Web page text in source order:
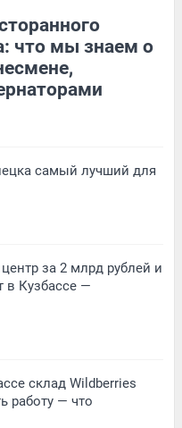
что мы знаем о
самый лучший для
за 2 млрд рублей и
в Кузбассе —
склад Wildberries
работу — что